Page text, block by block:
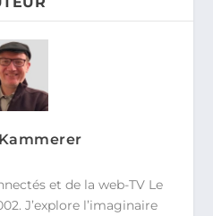
et de la web-TV Le
J’explore l’imaginaire